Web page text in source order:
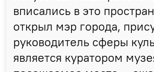
вписались в это
открыл мэр города,
руководитель сферы
является куратором